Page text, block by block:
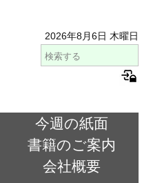
2026年8月6日 木曜日
今週の紙面
書籍のご案内
会社概要